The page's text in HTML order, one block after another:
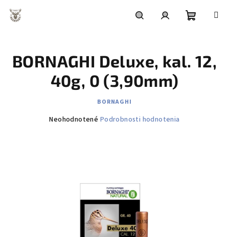
obsah
košík
BORNAGHI Deluxe, kal. 12,
40g, 0 (3,90mm)
BORNAGHI
Priemerné
Neohodnotené Podrobnosti hodnotenia